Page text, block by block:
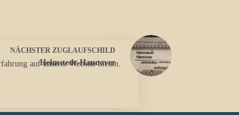
auf unserer Website bieten.
NÄCHSTER ZUGLAUFSCHILD
Helmstedt-Hannover